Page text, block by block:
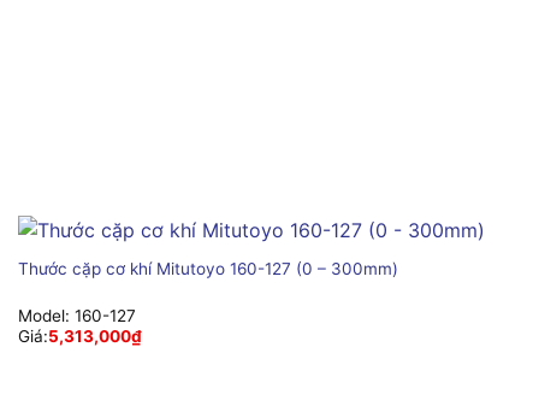
Thước cặp cơ khí Mitutoyo 160-127 (0 – 300mm)
Model: 160-127
Giá:5,313,000₫